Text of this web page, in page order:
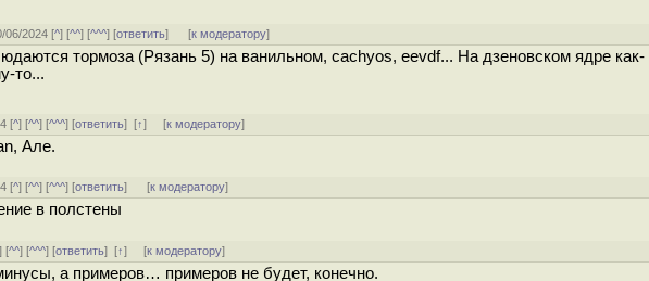
06/2024 [^] [^^] [^^^] [ответить] [к модератору]
тормоза (Рязань 5) на ванильном, cachyos, eevdf... На дзеновском ядре как-
то...
[^] [^^] [^^^] [ответить][↑] [к модератору]
Але.
[^] [^^] [^^^] [ответить] [к модератору]
в полстены
] [^^] [^^^] [ответить][↑] [к модератору]
а примеров… примеров не будет, конечно.